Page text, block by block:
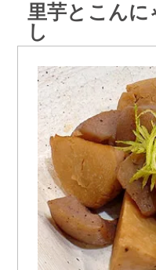
里芋とこん
し